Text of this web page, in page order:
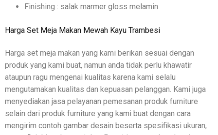
Finishing : salak marmer gloss melamin
Harga Set Meja Makan Mewah Kayu Trambesi
Harga set meja makan yang kami berikan sesuai dengan
produk yang kami buat, namun anda tidak perlu khawatir
ataupun ragu mengenai kualitas karena kami selalu
mengutamakan kualitas dan kepuasan pelanggan. Kami juga
menyediakan jasa pelayanan pemesanan produk furniture
selain dari produk furniture yang kami buat dengan cara
mengirim contoh gambar desain beserta spesifikasi ukuran,